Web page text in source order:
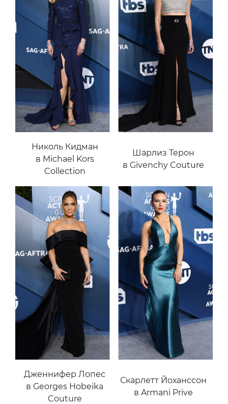
Николь Кидман
в Michael Kors
Collection
Шарлиз Терон
в Givenchy Couture
Дженнифер Лопес
в Georges Hobeika
Couture
Скарлетт Йоханссон
в Armani Prive